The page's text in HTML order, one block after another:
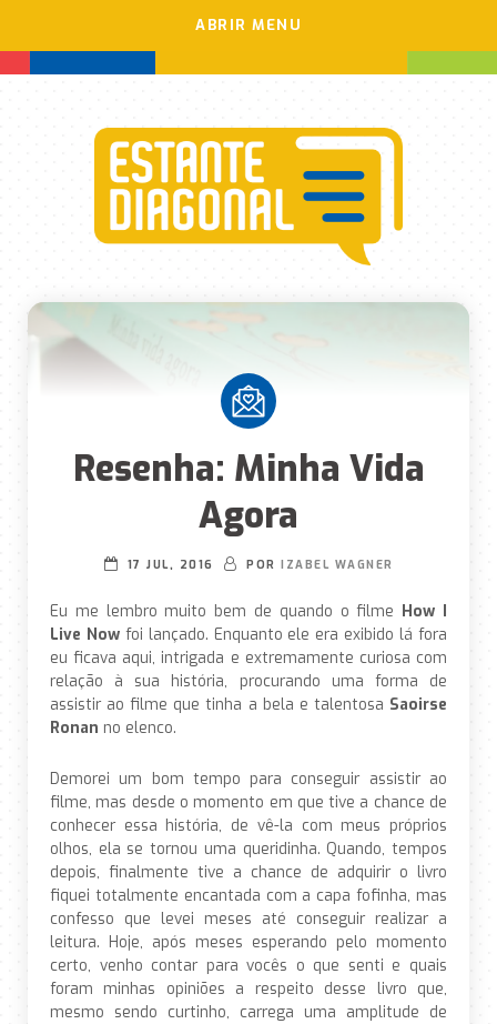
ABRIR MENU
Resenha: Minha Vida
Agora
17 JUL, 2016 POR IZABEL WAGNER
Eu me lembro muito bem de quando o filme How I
Live Nowfoi lançado. Enquanto ele era exibido lá fora
eu ficava aqui, intrigada e extremamente curiosa com
relação à sua história, procurando uma forma de
assistir ao filme que tinha a bela e talentosa Saoirse
Ronan no elenco.
Demorei um bom tempo para conseguir assistir ao
filme, mas desde o momento em que tive a chance de
conhecer essa história, de vê-la com meus próprios
olhos, ela se tornou uma queridinha. Quando, tempos
depois, finalmente tive a chance de adquirir o livro
fiquei totalmente encantada com a capa fofinha, mas
confesso que levei meses até conseguir realizar a
leitura. Hoje, após meses esperando pelo momento
certo, venho contar para vocês o que senti e quais
foram minhas opiniões a respeito desse livro que,
mesmo sendo curtinho, carrega uma amplitude de